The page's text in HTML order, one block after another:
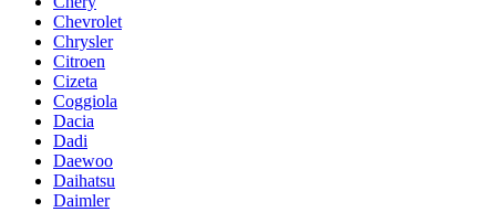
Chevrolet
Chrysler
Citroen
Cizeta
Coggiola
Dacia
Dadi
Daewoo
Daihatsu
Daimler